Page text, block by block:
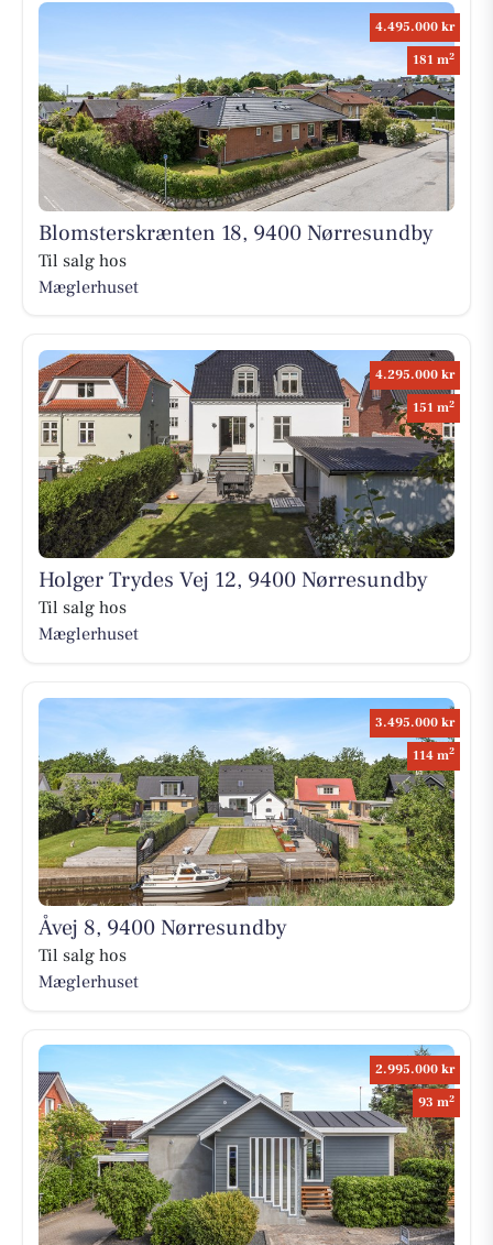
4.495.000 kr
181 m2
Blomsterskrænten 18, 9400 Nørresundby
Til salg hos
Mæglerhuset
4.295.000 kr
151 m2
Holger Trydes Vej 12, 9400 Nørresundby
Til salg hos
Mæglerhuset
3.495.000 kr
114 m2
Åvej 8, 9400 Nørresundby
Til salg hos
Mæglerhuset
2.995.000 kr
93 m2